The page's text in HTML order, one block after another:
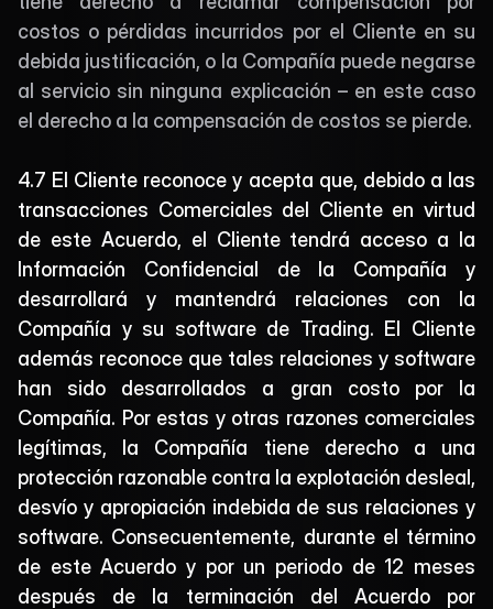
costos o pérdidas incurridos por el Cliente en su
debida justificación, o la Compañía puede negarse
al servicio sin ninguna explicación – en este caso
el derecho a la compensación de costos se pierde.
4.7 El Cliente reconoce y acepta que, debido a las
transacciones Comerciales del Cliente en virtud
de este Acuerdo, el Cliente tendrá acceso a la
Información Confidencial de la Compañía y
desarrollará y mantendrá relaciones con la
Compañía y su software de Trading. El Cliente
además reconoce que tales relaciones y software
han sido desarrollados a gran costo por la
Compañía. Por estas y otras razones comerciales
legítimas, la Compañía tiene derecho a una
protección razonable contra la explotación desleal,
desvío y apropiación indebida de sus relaciones y
software. Consecuentemente, durante el término
de este Acuerdo y por un periodo de 12 meses
después de la terminación del Acuerdo por